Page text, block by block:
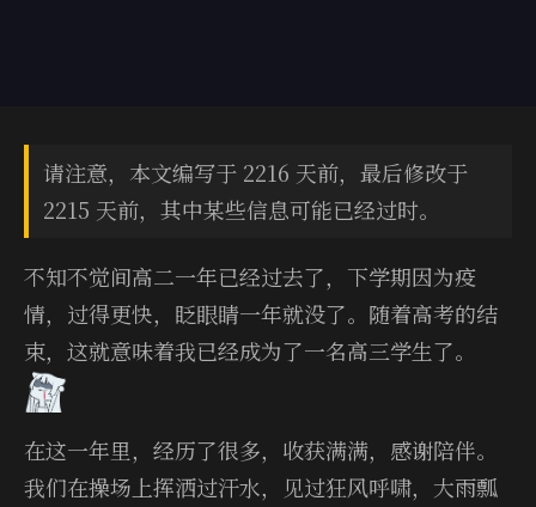
请注意，本文编写于 2216 天前，最后修改于
2215 天前，其中某些信息可能已经过时。
不知不觉间高二一年已经过去了，下学期因为疫
情，过得更快，眨眼睛一年就没了。随着高考的结
束，这就意味着我已经成为了一名高三学生了。
在这一年里，经历了很多，收获满满，感谢陪伴。
我们在操场上挥洒过汗水，见过狂风呼啸，大雨瓢